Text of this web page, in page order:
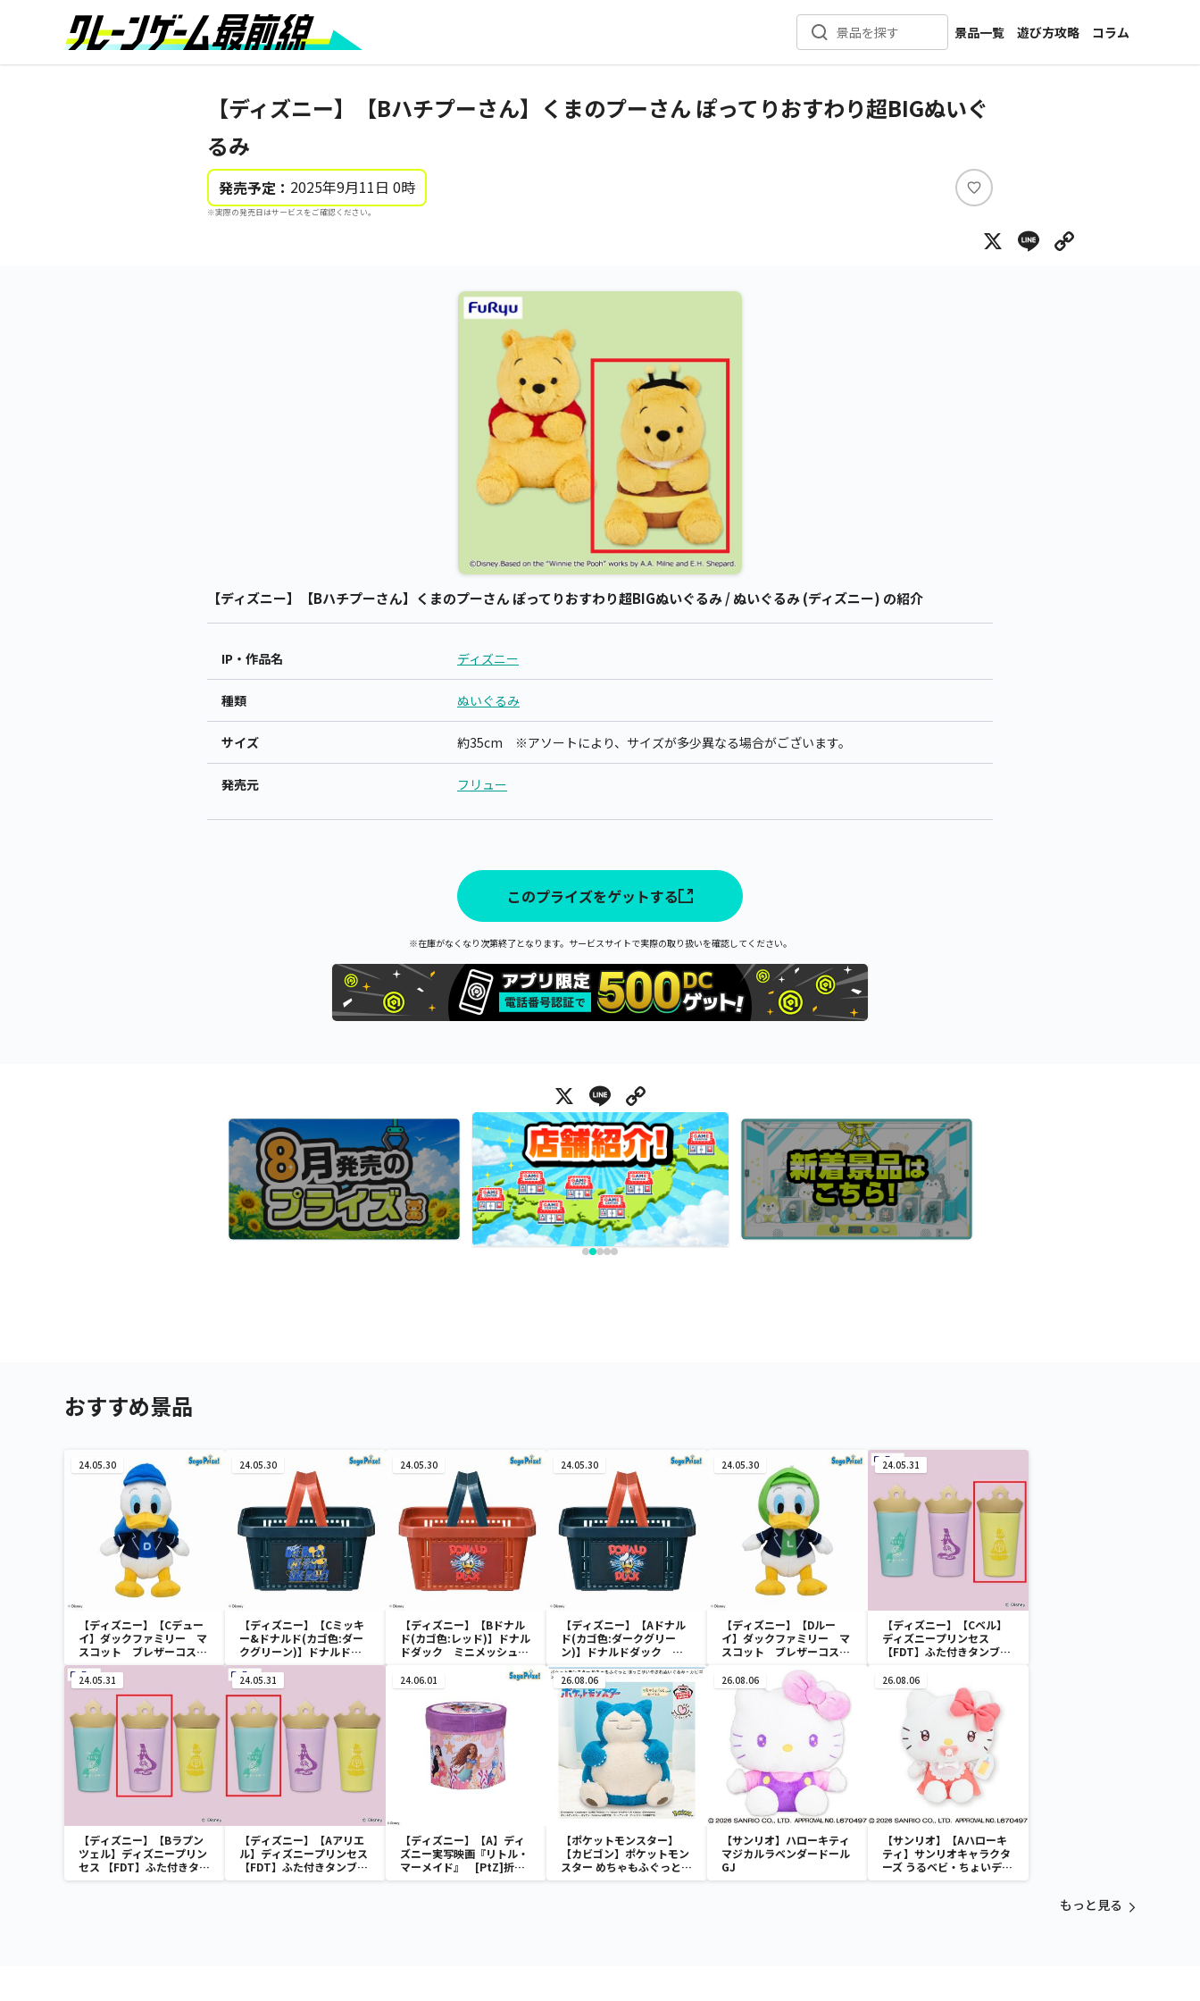
景品を探す
景品一覧
新着景品
カテゴリ一覧
遊び方攻略
コラム
インタビュー
【ディズニー】【Bハチプーさん】くまのプーさん ぽってりおすわり超BIGぬいぐ
るみ
発売予定： 2025年9月11日 0時
※実際の発売日はサービスをご確認ください。
い
ね
X Line
【ディズニー】【Bハチプーさん】くまのプーさん ぽってりおすわり超BIGぬいぐるみ / ぬいぐるみ (ディズニー) の紹介
IP・作品名 ディズニー
種類 ぬいぐるみ
サイズ 約35cm ※アソートにより、サイズが多少異なる場合がございます。
発売元 フリュー
このプライズをゲットする
※在庫がなくなり次第終了となります。サービスサイトで実際の取り扱いを確認してください。
X Line
おすすめ景品
24.05.30
【ディズニー】【Cデュー
イ】ダックファミリー マ
スコット ブレザーコスチ
ューム
24.05.30
【ディズニー】【Cミッキ
ー&ドナルド(カゴ色:ダー
クグリーン)】ドナルドダ
ック ミニメッシュカゴ
24.05.30
【ディズニー】【Bドナル
ド(カゴ色:レッド)】ドナル
ドダック ミニメッシュカ
24.05.30
【ディズニー】【Aドナル
ド(カゴ色:ダークグリー
ン)】ドナルドダック ミ
ニメッシュカゴ
24.05.30
【ディズニー】【Dルー
イ】ダックファミリー マ
スコット ブレザーコスチ
24.05.31
【ディズニー】【Cベル】
ディズニープリンセス
【FDT】ふた付きタンブラ
24.05.31
【ディズニー】【Bラプン
ツェル】ディズニープリン
セス 【FDT】ふた付きタン
ブラー
24.05.31
【ディズニー】【Aアリエ
ル】ディズニープリンセス
【FDT】ふた付きタンブラ
ー
24.06.01
【ディズニー】【A】ディ
ズニー実写映画『リトル・
マーメイド』 [PtZ]折り
畳みボックスチェアー
26.08.06
【ポケットモンスター】
【カビゴン】ポケットモン
スター めちゃもふぐっと
ほっこりいやされぬいぐる
26.08.06
【サンリオ】ハローキティ
マジカルラベンダードール
GJ
26.08.06
【サンリオ】【Aハローキ
ティ】サンリオキャラクタ
ーズ うるベビ・ちょいデカ
ドール
もっと見る